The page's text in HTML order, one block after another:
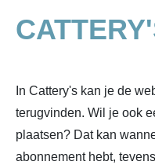
In Cattery's kan je de
terugvinden. Wil je ook
plaatsen? Dat kan
abonnement hebt,